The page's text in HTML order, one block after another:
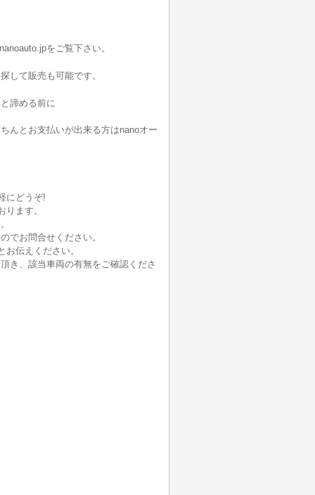
をご覧下さい。
して販売も可能です。
諦める前に
んとお支払いが出来る方はnanoオー
にどうぞ!
ます。
でお問合せください。
伝えください。
き、該当車両の有無をご確認くださ